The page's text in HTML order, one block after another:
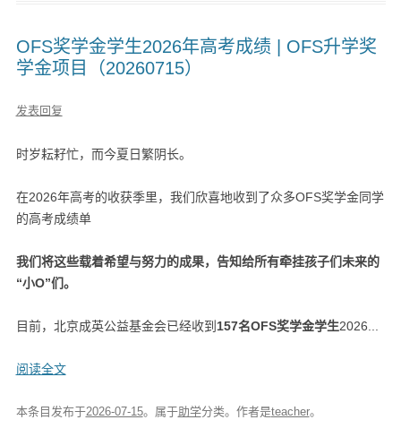
OFS奖学金学生2026年高考成绩 | OFS升学奖
学金项目（20260715）
发表回复
时岁耘耔忙，而今夏日繁阴长。
在2026年高考的收获季里，我们欣喜地收到了众多OFS奖学金同学
的高考成绩单
我们将这些载着希望与努力的成果，告知给所有牵挂孩子们未来的
“小O”们。
目前，北京成英公益基金会已经收到 157名OFS奖学金学生2026...
阅读全文
本条目发布于2026-07-15。属于助学分类。 作者是teacher。